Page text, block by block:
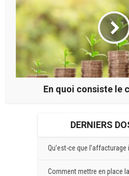
En quoi consiste le
DERNIERS
Qu’est-ce que
Comment mettre en place